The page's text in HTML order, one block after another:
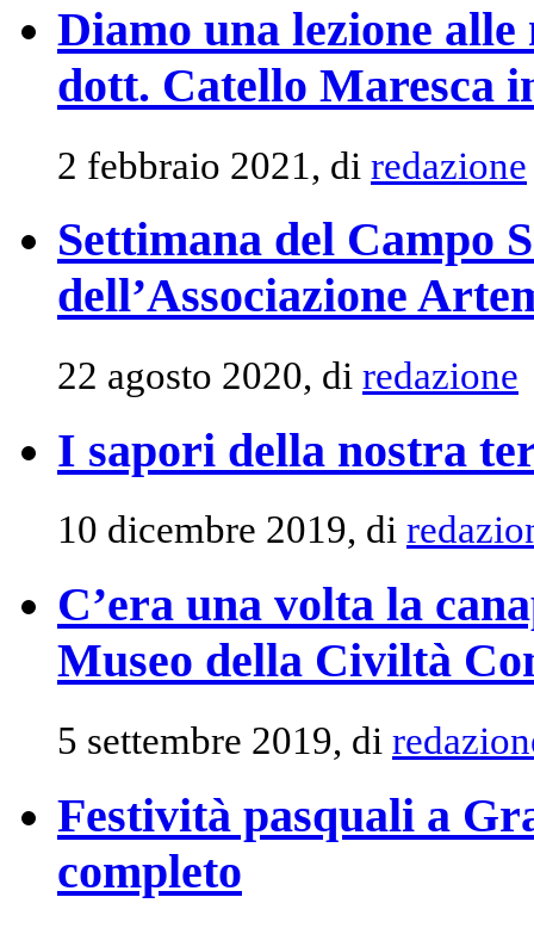
Diamo una lezione
dott. Catello Maresca
2 febbraio 2021, di redazione
Settimana del Campo
dell’Associazione
22 agosto 2020, di redazione
I sapori della nostra
10 dicembre 2019, di
C’era una volta la
Museo della Civiltà
5 settembre 2019, di
Festività pasquali a
completo